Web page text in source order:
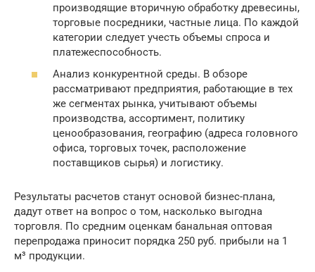
производящие вторичную обработку древесины,
торговые посредники, частные лица. По каждой
категории следует учесть объемы спроса и
платежеспособность.
Анализ конкурентной среды. В обзоре
рассматривают предприятия, работающие в тех
же сегментах рынка, учитывают объемы
производства, ассортимент, политику
ценообразования, географию (адреса головного
офиса, торговых точек, расположение
поставщиков сырья) и логистику.
Результаты расчетов станут основой бизнес-плана,
дадут ответ на вопрос о том, насколько выгодна
торговля. По средним оценкам банальная оптовая
перепродажа приносит порядка 250 руб. прибыли на 1
м³ продукции.